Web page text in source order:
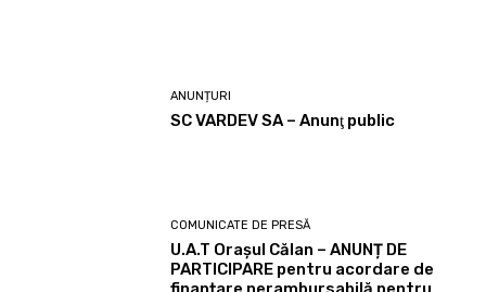
ANUNȚURI
SC VARDEV SA – Anunţ public
COMUNICATE DE PRESĂ
U.A.T Orașul Călan – ANUNȚ DE
PARTICIPARE pentru acordare de